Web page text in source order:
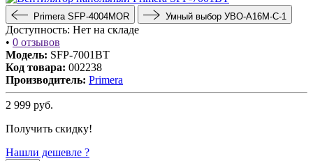
Primera SFP-4004MOR Умный выбор УВО-A16М-С-1
Доступность: Нет на складе
• 0 отзывов
Модель: SFP-7001BT
Код товара: 002238
Производитель: Primera
2 999 руб.
Получить скидку!
Нашли дешевле ?